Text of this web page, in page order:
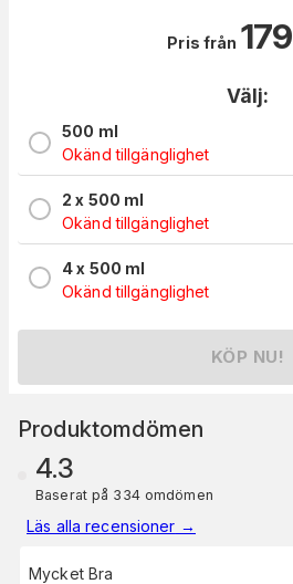
Pris från 179
Välj:
500 ml
Okänd tillgänglighet
2 x 500 ml
Okänd tillgänglighet
4 x 500 ml
Okänd tillgänglighet
KÖP NU!
Produktomdömen
4.3
Baserat på 334 omdömen
Läs alla recensioner →
Mycket Bra